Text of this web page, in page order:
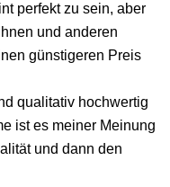
perfekt zu sein, aber
und anderen
günstigeren Preis
qualitativ hochwertig
ist es meiner Meinung
und dann den